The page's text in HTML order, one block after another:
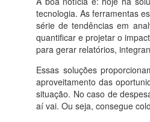
tecnologia. As ferramentas
série de tendências em
quantificar e projetar o
para gerar relatórios,
Essas soluções
aproveitamento das
situação. No caso de
aí vai. Ou seja, consegue